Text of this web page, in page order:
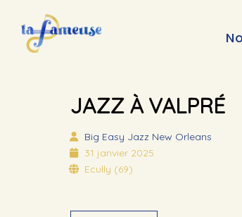
JAZZ À VALPRÉ
Big Easy Jazz New Orleans
31 janvier 2025
Ecully (69)